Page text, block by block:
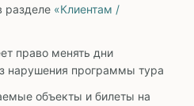
разделе «Клиентам /
право менять дни
нарушения программы тура
объекты и билеты на